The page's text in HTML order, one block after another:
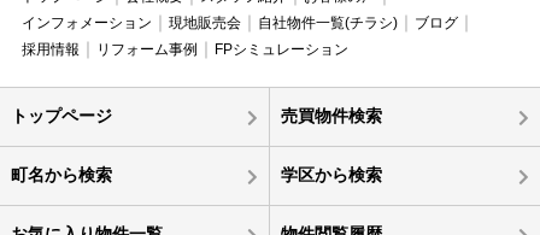
インフォメーション
現地販売会 自社物件一覧(チラシ)
ブログ
採用情報
リフォーム事例 FPシミュレーション
トップページ 売買物件検索
町名から検索 学区から検索